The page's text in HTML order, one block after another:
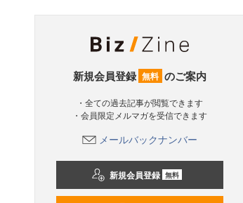
新規会員登録 無料 のご案内
・全ての過去記事が閲覧できます
・会員限定メルマガを受信できます
メールバックナンバー
新規会員登録 無料